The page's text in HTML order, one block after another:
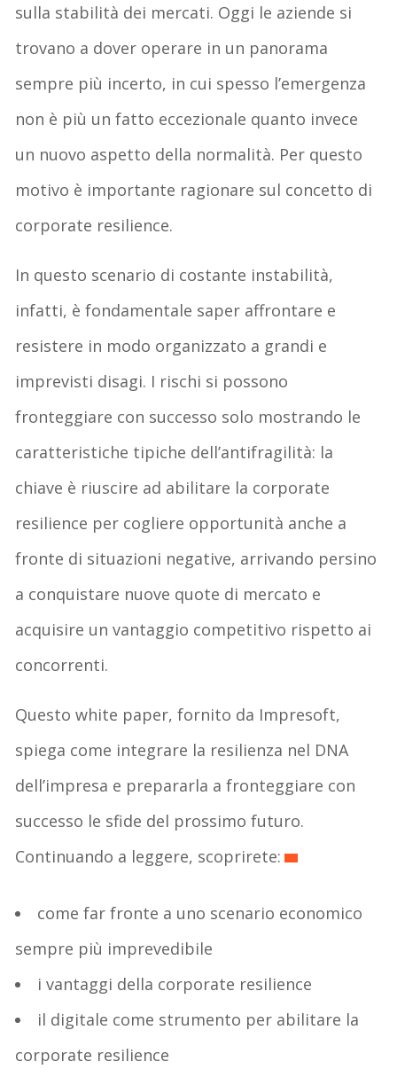
sulla stabilità dei mercati. Oggi le aziende si
trovano a dover operare in un panorama
sempre più incerto, in cui spesso l’emergenza
non è più un fatto eccezionale quanto invece
un nuovo aspetto della normalità. Per questo
motivo è importante ragionare sul concetto di
corporate resilience.
In questo scenario di costante instabilità,
infatti, è fondamentale saper affrontare e
resistere in modo organizzato a grandi e
imprevisti disagi. I rischi si possono
fronteggiare con successo solo mostrando le
caratteristiche tipiche dell’antifragilità: la
chiave è riuscire ad abilitare la corporate
resilience per cogliere opportunità anche a
fronte di situazioni negative, arrivando persino
a conquistare nuove quote di mercato e
acquisire un vantaggio competitivo rispetto ai
concorrenti.
Questo white paper, fornito da Impresoft,
spiega come integrare la resilienza nel DNA
dell’impresa e prepararla a fronteggiare con
successo le sfide del prossimo futuro.
Continuando a leggere, scoprirete:
come far fronte a uno scenario economico
sempre più imprevedibile
i vantaggi della corporate resilience
il digitale come strumento per abilitare la
corporate resilience